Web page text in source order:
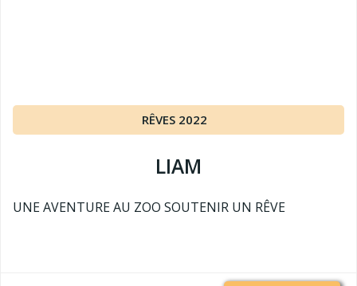
RÊVES 2022
LIAM
UNE AVENTURE AU ZOO SOUTENIR UN RÊVE